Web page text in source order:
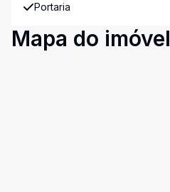
Portaria
Mapa do imóvel